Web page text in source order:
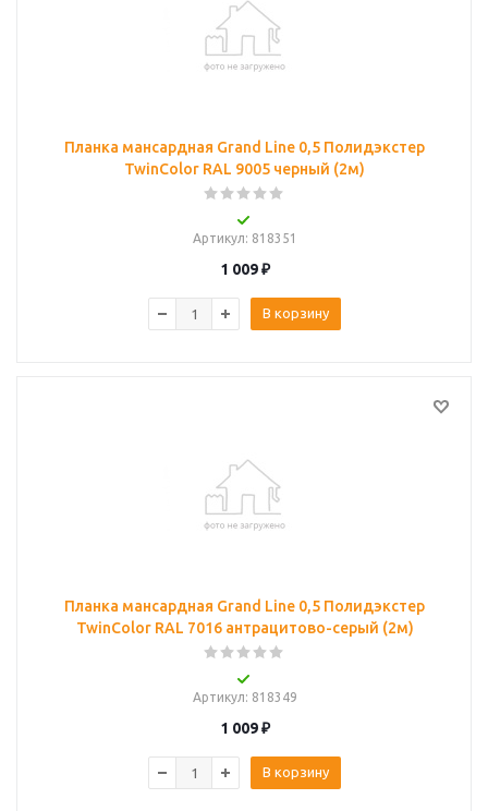
Планка мансардная Grand Line 0,5 Полидэкстер
TwinColor RAL 9005 черный (2м)
Артикул: 818351
1 009₽
В корзину
Планка мансардная Grand Line 0,5 Полидэкстер
TwinColor RAL 7016 антрацитово-серый (2м)
Артикул: 818349
1 009₽
В корзину